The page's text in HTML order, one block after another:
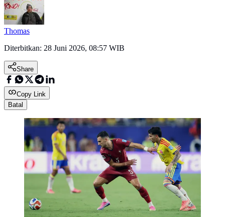
Thomas
Diterbitkan: 28 Juni 2026, 08:57 WIB
Share
Copy Link
Batal